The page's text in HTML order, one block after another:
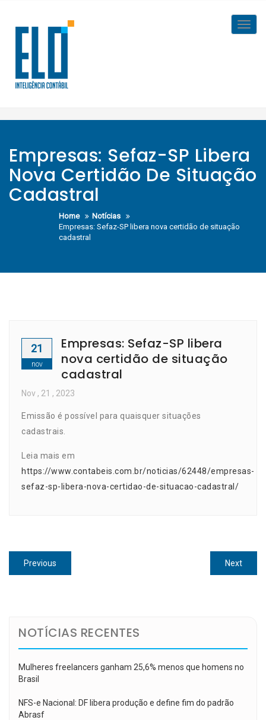
content
Empresas: Sefaz-SP Libera
Nova Certidão De Situação
Cadastral
Home
Notícias
Empresas: Sefaz-SP libera nova certidão de situação
cadastral
21
nov
Empresas: Sefaz-SP libera
nova certidão de situação
cadastral
Nov , 21 , 2023
Emissão é possível para quaisquer situações
cadastrais.
Leia mais em
https://www.contabeis.com.br/noticias/62448/empresas-
sefaz-sp-libera-nova-certidao-de-situacao-cadastral/
Navegação
de
Previous
post:
NextNext
post:
NOTÍCIAS RECENTES
Mulheres freelancers ganham 25,6% menos que homens no
Brasil
NFS-e Nacional: DF libera produção e define fim do padrão
Abrasf